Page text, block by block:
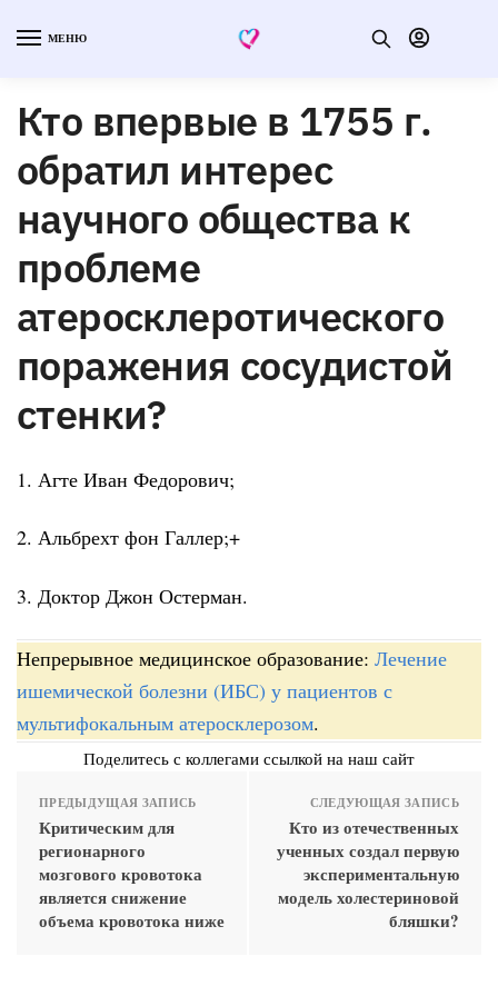
МЕНЮ
Кто впервые в 1755 г.
обратил интерес
научного общества к
проблеме
атеросклеротического
поражения сосудистой
стенки?
1. Агте Иван Федорович;
2. Альбрехт фон Галлер;+
3. Доктор Джон Остерман.
Непрерывное медицинское образование: Лечение
ишемической болезни (ИБС) у пациентов с
мультифокальным атеросклерозом.
Поделитесь с коллегами ссылкой на наш сайт
ПРЕДЫДУЩАЯ ЗАПИСЬ
Критическим для
регионарного
мозгового кровотока
является снижение
объема кровотока ниже
СЛЕДУЮЩАЯ ЗАПИСЬ
Кто из отечественных
ученных создал первую
экспериментальную
модель холестериновой
бляшки?